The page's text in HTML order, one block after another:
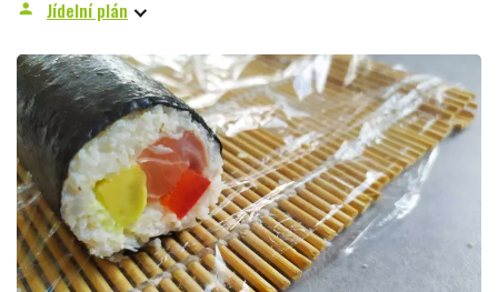
person Jídelní plán